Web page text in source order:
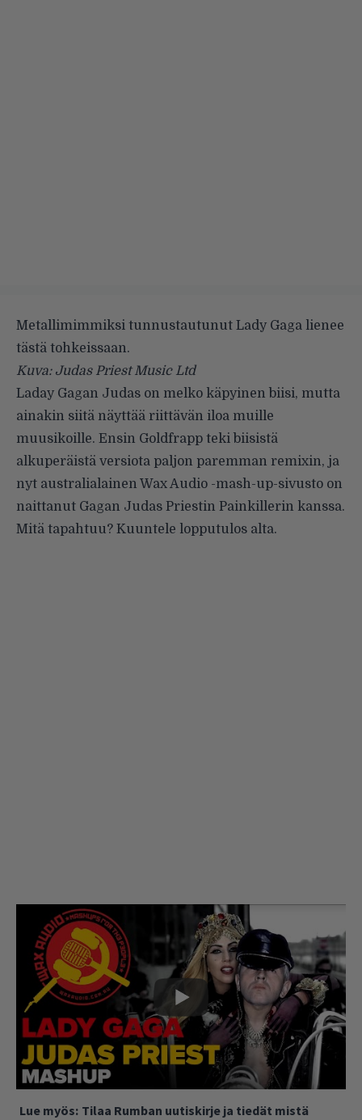
Metallimimmiksi tunnustautunut Lady Gaga lienee
tästä tohkeissaan.
Kuva: Judas Priest Music Ltd
Laday Gagan Judas on melko käpyinen biisi, mutta
ainakin siitä näyttää riittävän iloa muille
muusikoille. Ensin Goldfrapp teki biisistä
alkuperäistä versiota paljon paremman remixin, ja
nyt australialainen Wax Audio -mash-up-sivusto on
naittanut Gagan Judas Priestin Painkillerin kanssa.
Mitä tapahtuu? Kuuntele lopputulos alta.
Lue myös: Tilaa Rumban uutiskirje ja tiedät mistä